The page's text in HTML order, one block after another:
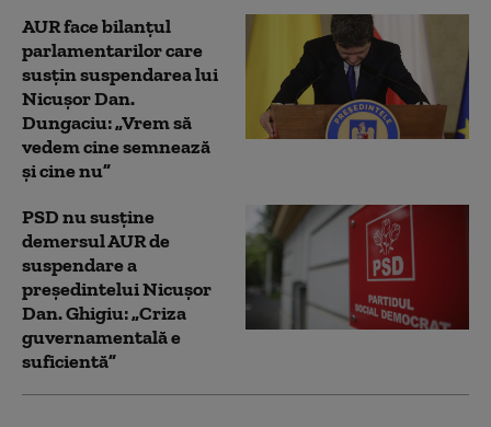
AUR face bilanțul
parlamentarilor care
susțin suspendarea lui
Nicușor Dan.
Dungaciu: „Vrem să
vedem cine semnează
și cine nu”
PSD nu susține
demersul AUR de
suspendare a
președintelui Nicușor
Dan. Ghigiu: „Criza
guvernamentală e
suficientă”